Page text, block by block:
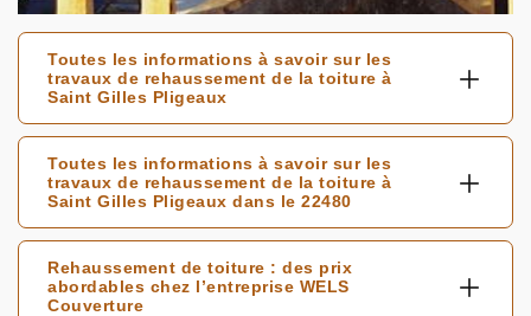
Toutes les informations à savoir sur les
travaux de rehaussement de la toiture à
Saint Gilles Pligeaux
Toutes les informations à savoir sur les
travaux de rehaussement de la toiture à
Saint Gilles Pligeaux dans le 22480
Rehaussement de toiture : des prix
abordables chez l’entreprise WELS
Couverture